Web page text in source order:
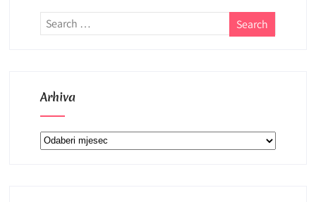
Arhiva
Arhiva